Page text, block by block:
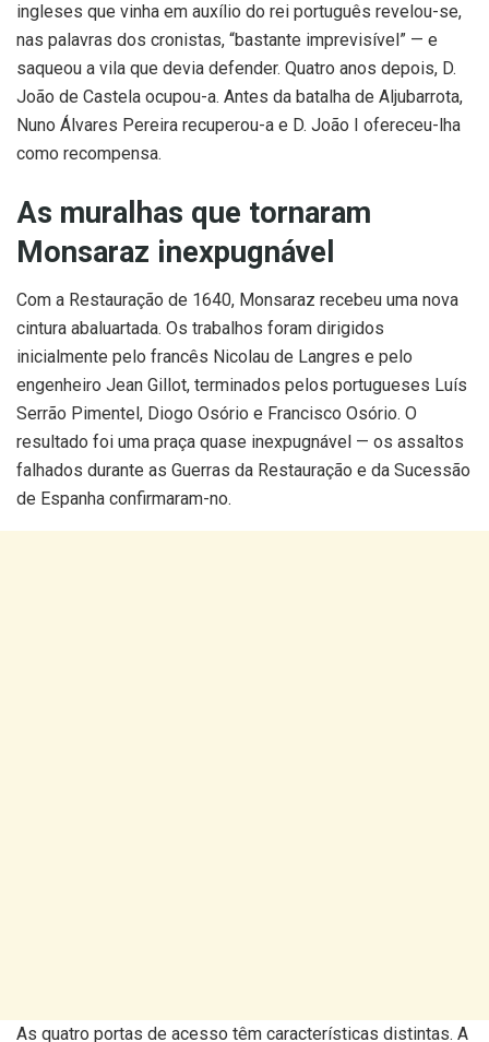
ingleses que vinha em auxílio do rei português revelou-se,
nas palavras dos cronistas, “bastante imprevisível” — e
saqueou a vila que devia defender. Quatro anos depois, D.
João de Castela ocupou-a. Antes da batalha de Aljubarrota,
Nuno Álvares Pereira recuperou-a e D. João I ofereceu-lha
como recompensa.
As muralhas que tornaram
Monsaraz inexpugnável
Com a Restauração de 1640, Monsaraz recebeu uma nova
cintura abaluartada. Os trabalhos foram dirigidos
inicialmente pelo francês Nicolau de Langres e pelo
engenheiro Jean Gillot, terminados pelos portugueses Luís
Serrão Pimentel, Diogo Osório e Francisco Osório. O
resultado foi uma praça quase inexpugnável — os assaltos
falhados durante as Guerras da Restauração e da Sucessão
de Espanha confirmaram-no.
As quatro portas de acesso têm características distintas. A